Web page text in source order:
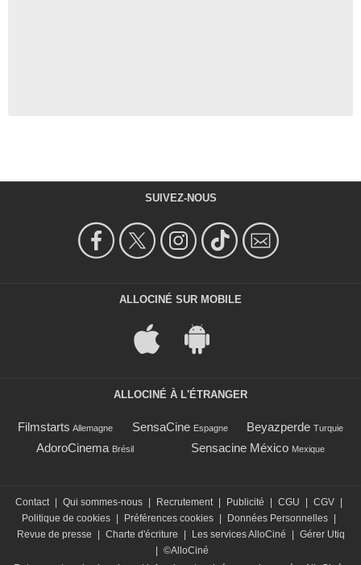
SUIVEZ-NOUS
ALLOCINÉ SUR MOBILE
ALLOCINÉ À L'ÉTRANGER
Filmstarts Allemagne SensaCine Espagne Beyazperde Turquie
AdoroCinema Brésil Sensacine México Mexique
Contact Qui sommes-nous Recrutement Publicité CGU CGV
Politique de cookies
Préférences cookies Données Personnelles
Revue de presse
Charte d'écriture Les services AlloCiné
Gérer Utiq
©AlloCiné